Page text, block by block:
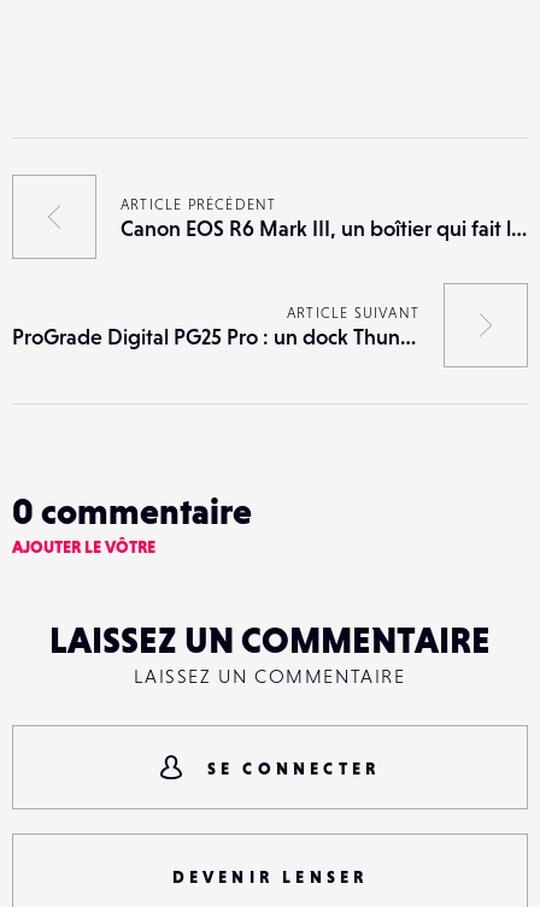
ARTICLE PRÉCÉDENT
Canon EOS R6 Mark III, un boîtier qui fait le pont entre R6 II et R5 II
ARTICLE SUIVANT
ProGrade Digital PG25 Pro : un dock Thunderbolt 5
0 commentaire
AJOUTER LE VÔTRE
LAISSEZ UN COMMENTAIRE
LAISSEZ UN COMMENTAIRE
SE CONNECTER
DEVENIR LENSER